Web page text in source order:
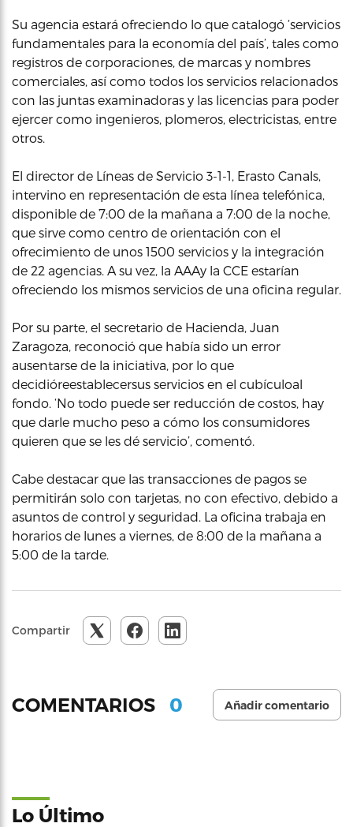
Su agencia estará ofreciendo lo que catalogó ‘servicios
fundamentales para la economía del país’, tales como
registros de corporaciones, de marcas y nombres
comerciales, así como todos los servicios relacionados
con las juntas examinadoras y las licencias para poder
ejercer como ingenieros, plomeros, electricistas, entre
otros.
El director de Líneas de Servicio 3-1-1, Erasto Canals,
intervino en representación de esta línea telefónica,
disponible de 7:00 de la mañana a 7:00 de la noche,
que sirve como centro de orientación con el
ofrecimiento de unos 1500 servicios y la integración
de 22 agencias. A su vez, la AAAy la CCE estarían
ofreciendo los mismos servicios de una oficina regular.
Por su parte, el secretario de Hacienda, Juan
Zaragoza, reconoció que había sido un error
ausentarse de la iniciativa, por lo que
decidióreestablecersus servicios en el cubículoal
fondo. ‘No todo puede ser reducción de costos, hay
que darle mucho peso a cómo los consumidores
quieren que se les dé servicio’, comentó.
Cabe destacar que las transacciones de pagos se
permitirán solo con tarjetas, no con efectivo, debido a
asuntos de control y seguridad. La oficina trabaja en
horarios de lunes a viernes, de 8:00 de la mañana a
5:00 de la tarde.
Compartir
COMENTARIOS 0 Añadir comentario
Lo Último